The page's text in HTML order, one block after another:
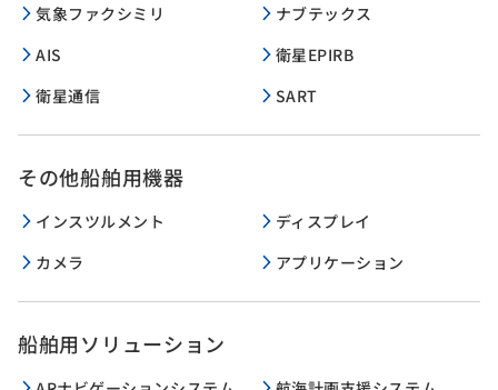
気象ファクシミリ
ナブテックス
AIS
衛星EPIRB
衛星通信
SART
その他船舶用機器
インスツルメント
ディスプレイ
カメラ
アプリケーション
船舶用ソリューション